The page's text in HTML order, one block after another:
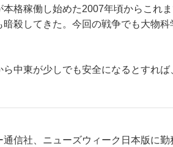
格稼働し始めた2007年頃からこれ
殺してきた。今回の戦争でも大物科
中東が少しでも安全になるとすれば
信社、ニューズウィーク日本版に勤